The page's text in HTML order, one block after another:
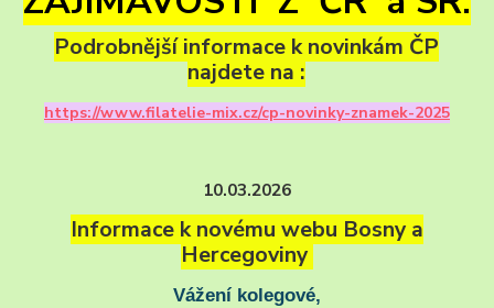
Podrobnější informace k novinkám ČP
najdete na :
https://www.filatelie-mix.cz/cp-novinky-znamek-2025
10.03.2026
Informace k novému webu Bosny a
Hercegoviny
Vážení kolegové,